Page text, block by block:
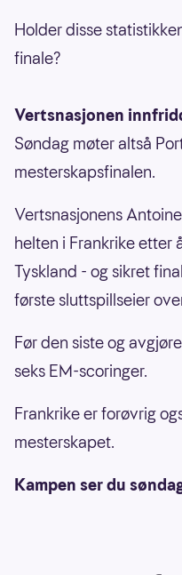
Holder disse
finale?
Vertsnasjonen
Søndag møter altså
mesterskapsfinalen.
Vertsnasjonens
helten i Frankrike etter
Tyskland - og sikret
første sluttspillseier
Før den siste og
seks EM-scoringer.
Frankrike er forøvrig
mesterskapet.
Kampen ser du